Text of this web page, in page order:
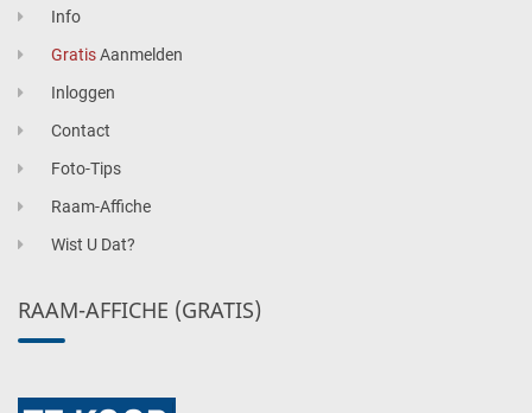
Info
GratisAanmelden
Inloggen
Contact
Foto-Tips
Raam-Affiche
Wist U Dat?
RAAM-AFFICHE (GRATIS)